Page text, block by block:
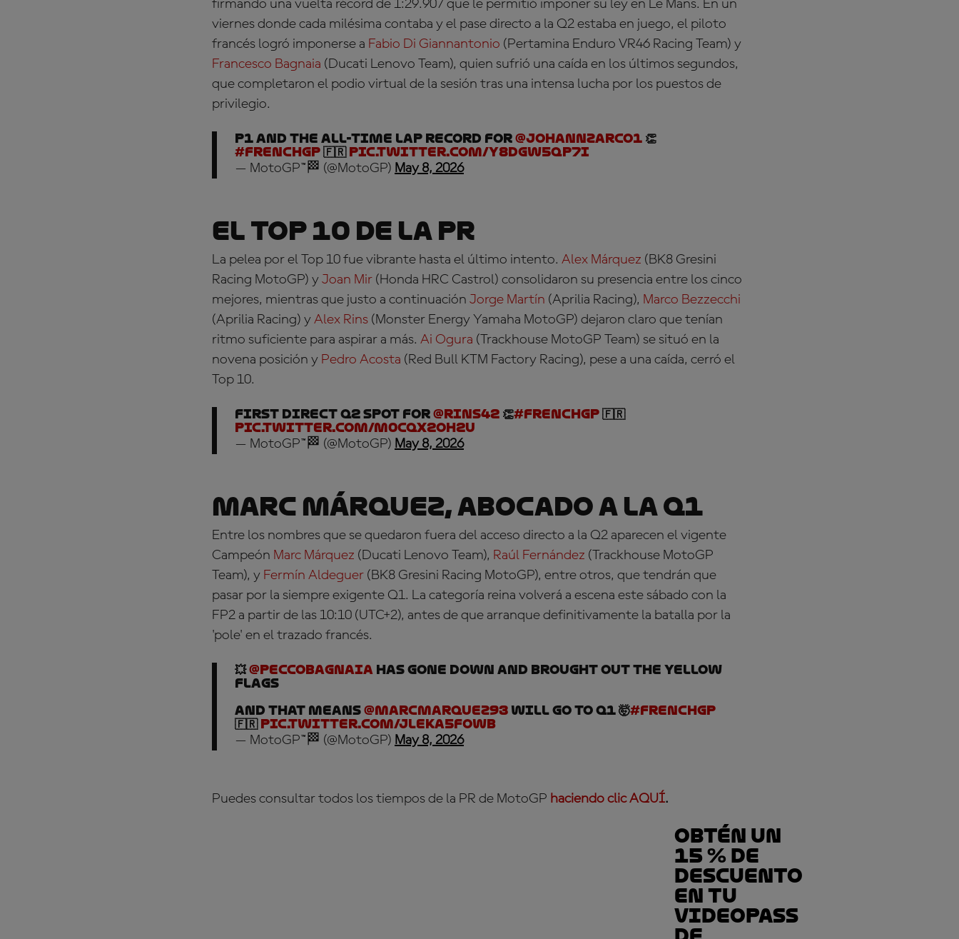
firmando una vuelta récord de 1:29.907 que le permitió imponer su ley en Le Mans. En un
viernes donde cada milésima contaba y el pase directo a la Q2 estaba en juego, el piloto
francés logró imponerse a Fabio Di Giannantonio (Pertamina Enduro VR46 Racing Team) y
Francesco Bagnaia (Ducati Lenovo Team), quien sufrió una caída en los últimos segundos,
que completaron el podio virtual de la sesión tras una intensa lucha por los puestos de
privilegio.
P1 and the ALL-TIME LAP RECORD for@johannzarco1 👏
#FrenchGP🇫🇷pic.twitter.com/y8dgW5qP7I
— MotoGP™🏁 (@MotoGP) May 8, 2026
El Top 10 de la PR
La pelea por el Top 10 fue vibrante hasta el último intento. Alex Márquez (BK8 Gresini
Racing MotoGP) y Joan Mir (Honda HRC Castrol) consolidaron su presencia entre los cinco
mejores, mientras que justo a continuación Jorge Martín (Aprilia Racing), Marco Bezzecchi
(Aprilia Racing) y Alex Rins (Monster Energy Yamaha MotoGP) dejaron claro que tenían
ritmo suficiente para aspirar a más. Ai Ogura (Trackhouse MotoGP Team) se situó en la
novena posición y Pedro Acosta (Red Bull KTM Factory Racing), pese a una caída, cerró el
Top 10.
First direct Q2 spot for@rins42 👏#FrenchGP🇫🇷
pic.twitter.com/M0cqx2oH2u
— MotoGP™🏁 (@MotoGP) May 8, 2026
Marc Márquez, abocado a la Q1
Entre los nombres que se quedaron fuera del acceso directo a la Q2 aparecen el vigente
Campeón Marc Márquez (Ducati Lenovo Team), Raúl Fernández (Trackhouse MotoGP
Team), y Fermín Aldeguer (BK8 Gresini Racing MotoGP), entre otros, que tendrán que
pasar por la siempre exigente Q1. La categoría reina volverá a escena este sábado con la
FP2 a partir de las 10:10 (UTC+2), antes de que arranque definitivamente la batalla por la
'pole' en el trazado francés.
💥@peccobagnaia has gone down and brought out the yellow
flags
And that means@marcmarquez93 will go to Q1 🤯#FrenchGP
🇫🇷pic.twitter.com/JlekA5FOwB
— MotoGP™🏁 (@MotoGP) May 8, 2026
Puedes consultar todos los tiempos de la PR de MotoGP haciendo clic AQUÍ.
Obtén un
15 % de
descuento
en tu
VideoPass